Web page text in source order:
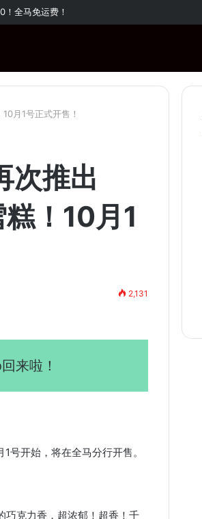
赠品！
月1号正式开售！
次推出
！10月1
2,131
来啦！
开始，将在全马分行开售。
巧克力香，超浓郁！超香！千